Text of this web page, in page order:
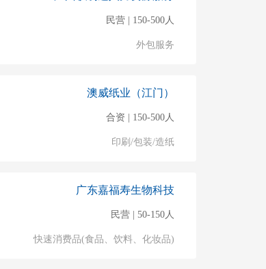
民营 | 150-500人
外包服务
澳威纸业（江门）
合资 | 150-500人
印刷/包装/造纸
广东嘉福寿生物科技
民营 | 50-150人
快速消费品(食品、饮料、化妆品)